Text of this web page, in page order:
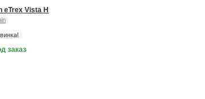
eTrex Vista H
заказ